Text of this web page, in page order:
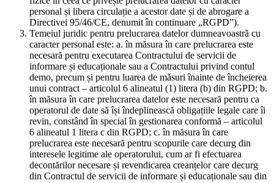
personal și libera circulație a acestor date și de abrogare a
Directivei 95/46/CE, denumit în continuare „RGPD”).
Temeiul juridic pentru prelucrarea datelor dumneavoastră cu
caracter personal este: a. în măsura în care prelucrarea este
necesară pentru executarea Contractului de servicii de
informare și educaționale sau a Contractului privind contul
demo, precum și pentru luarea de măsuri înainte de încheierea
unui contract – articolul 6 alineatul (1) litera (b) din RGPD; b.
în măsura în care prelucrarea datelor este necesară pentru ca
operatorul de date să își îndeplinească obligațiile legale care îi
revin, constând în special în gestionarea conformă – articolul
6 alineatul 1 litera c din RGPD; c. în măsura în care
prelucrarea este necesară pentru scopurile care decurg din
interesele legitime ale operatorului, cum ar fi efectuarea
decontărilor necesare și revendicarea creanțelor care decurg
din Contractul de servicii de informare și educaționale sau din